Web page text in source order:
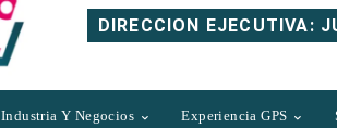
DIRECCION EJECUTIVA:
Industria Y Negocios Experiencia GPS